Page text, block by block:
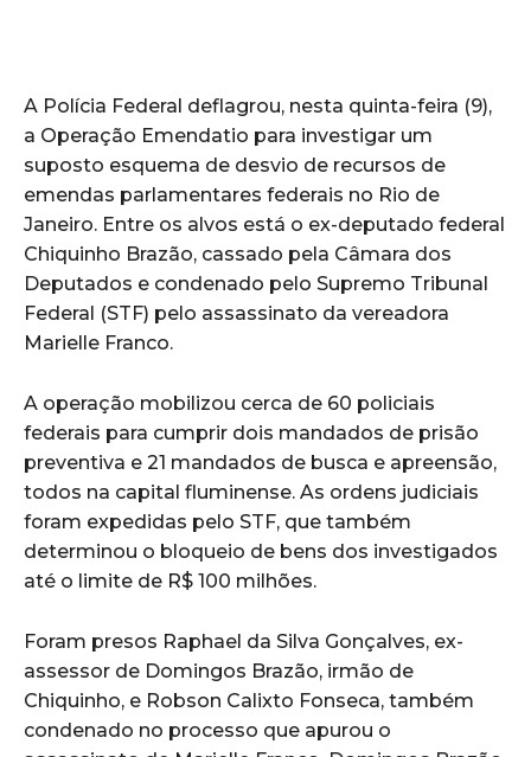
A Polícia Federal deflagrou, nesta quinta-feira (9),
a Operação Emendatio para investigar um
suposto esquema de desvio de recursos de
emendas parlamentares federais no Rio de
Janeiro. Entre os alvos está o ex-deputado federal
Chiquinho Brazão, cassado pela Câmara dos
Deputados e condenado pelo Supremo Tribunal
Federal (STF) pelo assassinato da vereadora
Marielle Franco.
A operação mobilizou cerca de 60 policiais
federais para cumprir dois mandados de prisão
preventiva e 21 mandados de busca e apreensão,
todos na capital fluminense. As ordens judiciais
foram expedidas pelo STF, que também
determinou o bloqueio de bens dos investigados
até o limite de R$ 100 milhões.
Foram presos Raphael da Silva Gonçalves, ex-
assessor de Domingos Brazão, irmão de
Chiquinho, e Robson Calixto Fonseca, também
condenado no processo que apurou o